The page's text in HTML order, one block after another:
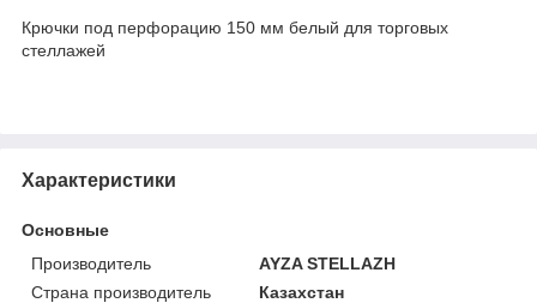
Крючки под перфорацию 150 мм белый для торговых
стеллажей
Характеристики
Основные
Производитель
AYZA STELLAZH
Страна производитель
Казахстан